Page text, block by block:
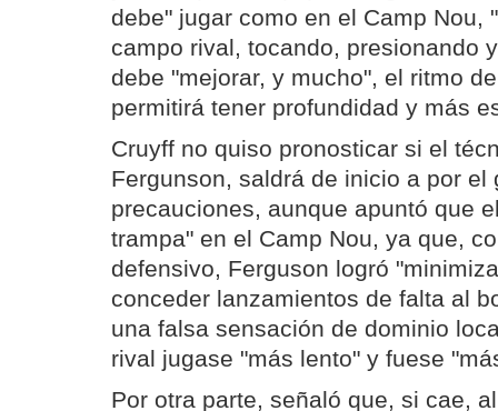
debe" jugar como en el Camp Nou,
campo rival, tocando, presionando
debe "mejorar, y mucho", el ritmo
permitirá tener profundidad y más
Cruyff no quiso pronosticar si el
Fergunson, saldrá de inicio a por el
precauciones, aunque apuntó que
trampa" en el Camp Nou, ya que,
defensivo, Ferguson logró
conceder lanzamientos de falta al
una falsa sensación de dominio
rival jugase "más lento" y fuese
Por otra parte, señaló que, si cae,